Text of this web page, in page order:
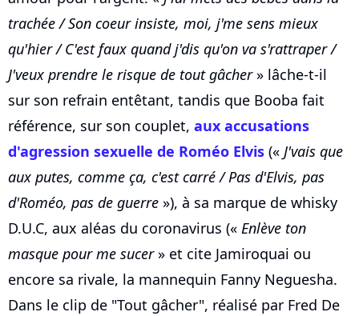
trachée / Son coeur insiste, moi, j'me sens mieux
qu'hier / C'est faux quand j'dis qu'on va s'rattraper /
J'veux prendre le risque de tout gâcher» lâche-t-il
sur son refrain entêtant, tandis que Booba fait
référence, sur son couplet, aux accusations
d'agression sexuelle de Roméo Elvis (« J'vais que
aux putes, comme ça, c'est carré / Pas d'Elvis, pas
d'Roméo, pas de guerre »), à sa marque de whisky
D.U.C, aux aléas du coronavirus (« Enlève ton
masque pour me sucer» et cite Jamiroquai ou
encore sa rivale, la mannequin Fanny Neguesha.
Dans le clip de "Tout gâcher", réalisé par Fred De